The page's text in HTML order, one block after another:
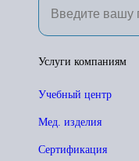
Услуги компаниям
Учебный центр
Мед. изделия
Сертификация